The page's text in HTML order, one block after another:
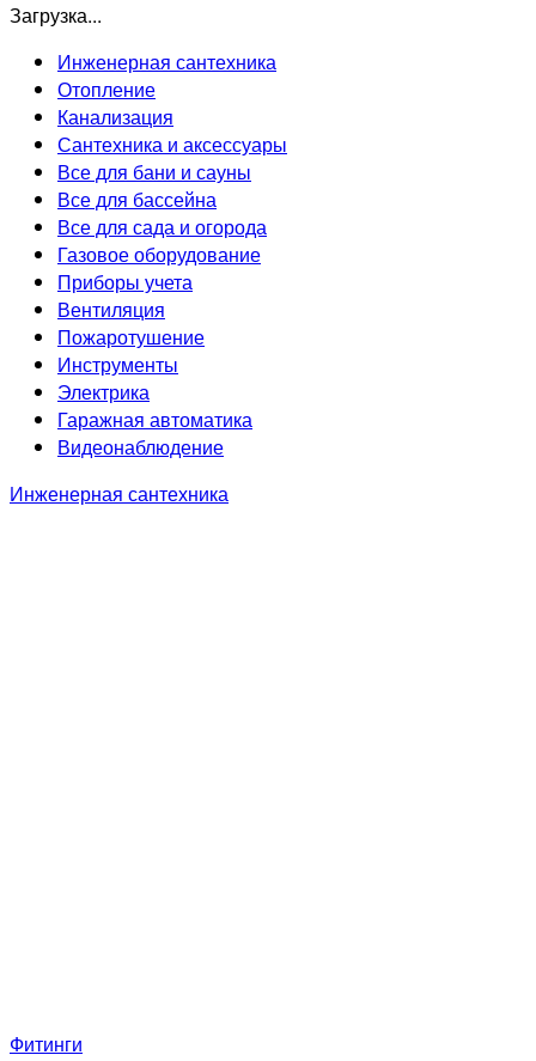
Загрузка...
Инженерная сантехника
Отопление
Канализация
Сантехника и аксессуары
Все для бани и сауны
Все для бассейна
Все для сада и огорода
Газовое оборудование
Приборы учета
Вентиляция
Пожаротушение
Инструменты
Электрика
Гаражная автоматика
Видеонаблюдение
Инженерная сантехника
Фитинги